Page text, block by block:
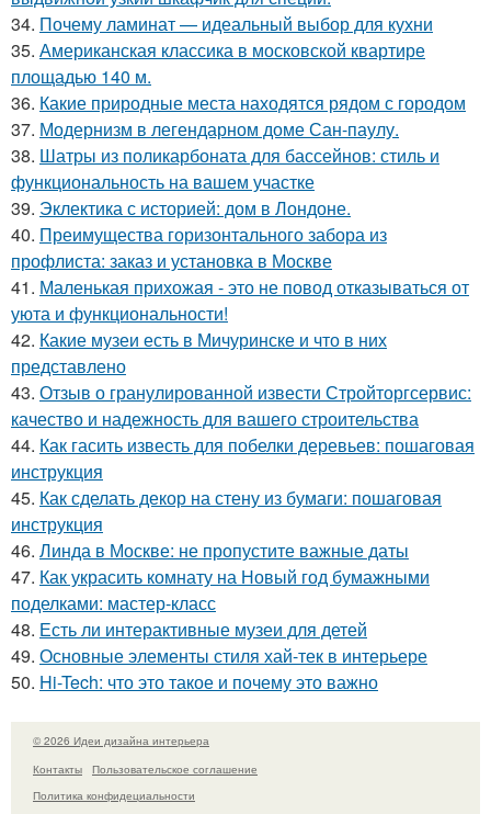
34. Почему ламинат — идеальный выбор для кухни
35. Американская классика в московской квартире
площадью 140 м.
36. Какие природные места находятся рядом с городом
37. Модернизм в легендарном доме Сан-паулу.
38. Шатры из поликарбоната для бассейнов: стиль и
функциональность на вашем участке
39. Эклектика с историей: дом в Лондоне.
40. Преимущества горизонтального забора из
профлиста: заказ и установка в Москве
41. Маленькая прихожая - это не повод отказываться от
уюта и функциональности!
42. Какие музеи есть в Мичуринске и что в них
представлено
43. Отзыв о гранулированной извести Стройторгсервис:
качество и надежность для вашего строительства
44. Как гасить известь для побелки деревьев: пошаговая
инструкция
45. Как сделать декор на стену из бумаги: пошаговая
инструкция
46. Линда в Москве: не пропустите важные даты
47. Как украсить комнату на Новый год бумажными
поделками: мастер-класс
48. Есть ли интерактивные музеи для детей
49. Основные элементы стиля хай-тек в интерьере
50. Hi-Tech: что это такое и почему это важно
© 2026 Идеи дизайна интерьера
Контакты
Пользовательское соглашение
Политика конфидециальности